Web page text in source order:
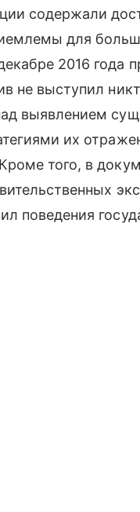
содержали
для
2016 года
не выступил
выявлением
их
того, в
поведения